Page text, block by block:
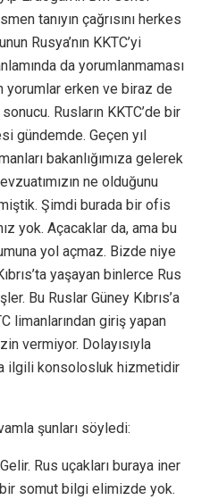
tanıyın çağrısını herkes
Rusya’nın KKTC’yi
da yorumlanmaması
yorumlar erken ve biraz de
Rusların KKTC’de bir
gündemde. Geçen yıl
bakanlığımıza gelerek
ne olduğunu
Şimdi burada bir ofis
yok. Açacaklar da, ama bu
yol açmaz. Bizde niye
yaşayan binlerce Rus
Bu Ruslar Güney Kıbrıs’a
limanlarından giriş yapan
vermiyor. Dolayısıyla
ilgili konsolosluk hizmetidir
şunları söyledi:
Rus uçakları buraya iner
somut bilgi elimizde yok.